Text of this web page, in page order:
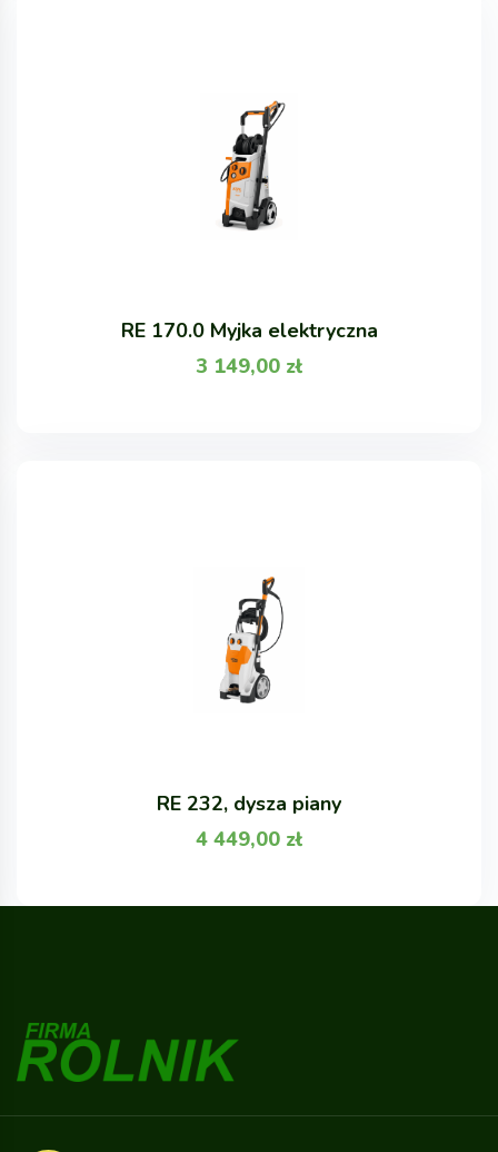
RE 170.0 Myjka elektryczna
3 149,00 zł
RE 232, dysza piany
4 449,00 zł